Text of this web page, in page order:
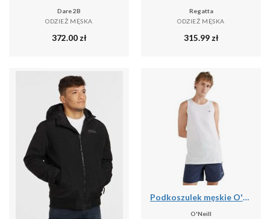
Dare 2B
ODZIEŻ MĘSKA
372.00 zł
Regatta
ODZIEŻ MĘSKA
315.99 zł
Podkoszulek męskie O'Neill Jack's Base Tanktop
O'Neill